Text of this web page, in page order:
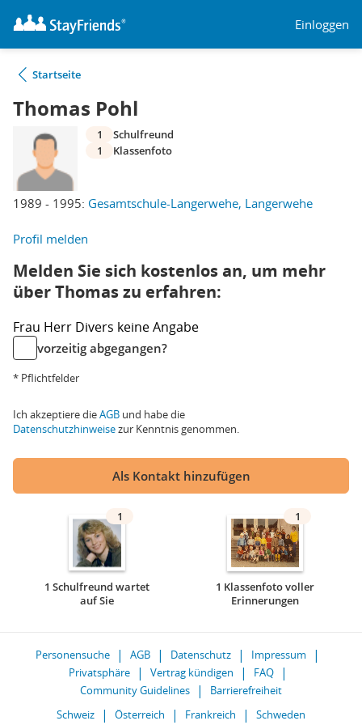
Einloggen
Startseite
Thomas Pohl
1989 - 1995: Gesamtschule-Langerwehe, Langerwehe
1
Schulfreund
1
Klassenfoto
Profil melden
Melden Sie sich kostenlos an, um mehr
über Thomas zu erfahren:
Frau Herr Divers keine Angabe
vorzeitig abgegangen?
* Pflichtfelder
Ich akzeptiere dieAGB und habe die
Datenschutzhinweisezur Kenntnis genommen.
Als Kontakt hinzufügen
1
1 Schulfreund wartet
auf Sie
1
1 Klassenfoto voller
Erinnerungen
Personensuche AGB Datenschutz
Impressum
Privatsphäre
Vertrag kündigen
FAQ
Community Guidelines
Barrierefreiheit
Schweiz
Österreich Frankreich Schweden